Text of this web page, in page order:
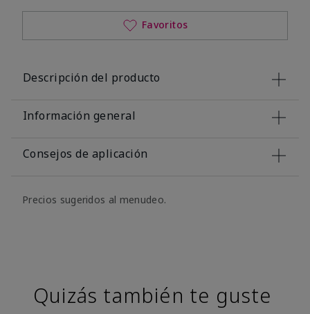
Favoritos
Descripción del producto
Información general
Consejos de aplicación
Precios sugeridos al menudeo.
Quizás también te guste